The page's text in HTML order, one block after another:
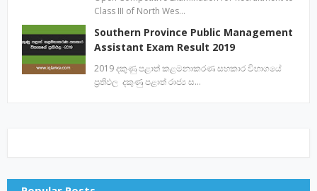
Class III of North Wes…
Southern Province Public Management
Assistant Exam Result 2019
2019 දකුණු පළාත් කළමනාකරණ සහකාර විභාගයේ
ප්‍රතිඵල දකුණු පළාත් රාජ්‍ය ස…